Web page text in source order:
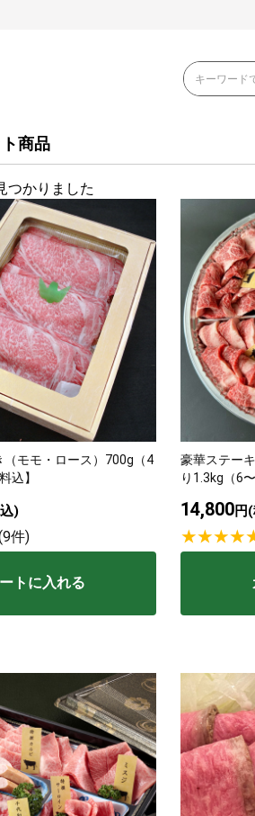
焼 肉
コマ切れ・ミンチ・とんか
工品） 牛丼など（牛肉の加工品
熟） 千代幻豚
商品
つかりました
（モモ・ロース）700g（4
込】
)
件)
トに入れる
豪華ステー
り1.3kg（6
14,800円